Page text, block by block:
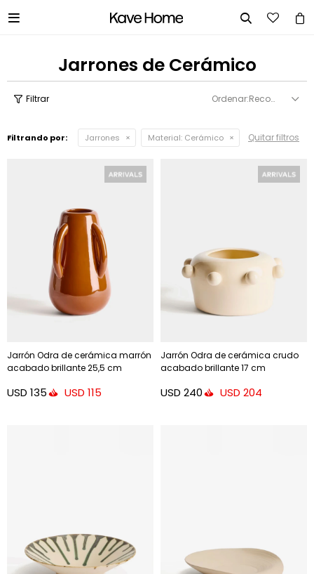
 
Jarrones de Cerámico
Recomendados
Filtrando por: Jarrones Material: Cerámico Quitar filtros
Jarrón Odra de cerámica marrón
acabado brillante 25,5 cm
USD 135 USD 115
Jarrón Odra de cerámica crudo
acabado brillante 17 cm
USD 240 USD 204